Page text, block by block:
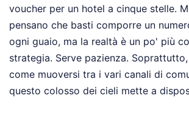
voucher per un hotel a cinque stelle.
pensano che basti comporre un
ogni guaio, ma la realtà è un po' più
strategia. Serve pazienza.
come muoversi tra i vari canali di
questo colosso dei cieli mette a